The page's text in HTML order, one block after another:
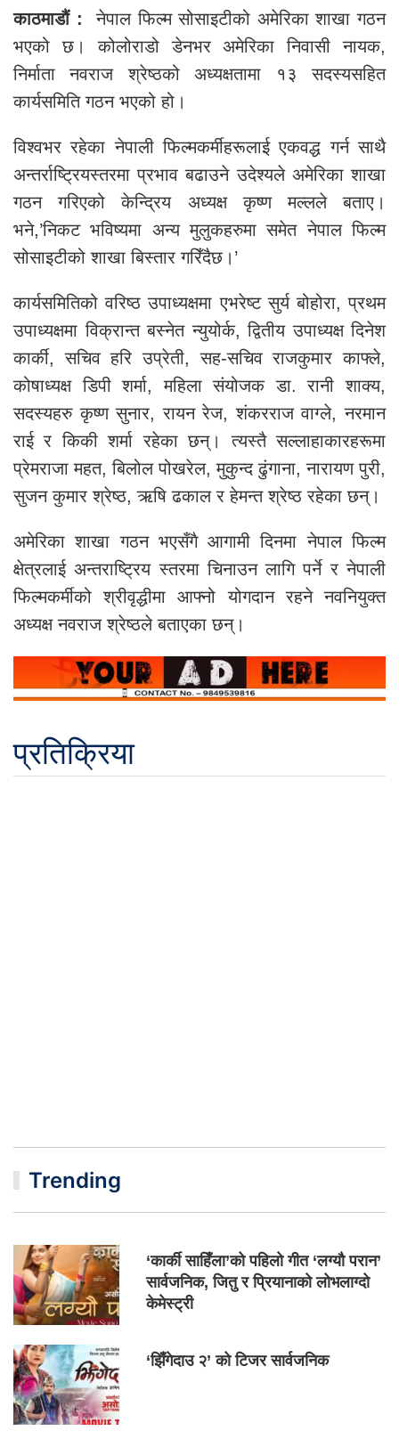
काठमाडौं :
नेपाल फिल्म सोसाइटीको अमेरिका शाखा गठन
भएको छ। कोलोराडो डेनभर अमेरिका निवासी नायक,
निर्माता नवराज श्रेष्ठको अध्यक्षतामा १३ सदस्यसहित
कार्यसमिति गठन भएको हो।
विश्वभर रहेका नेपाली फिल्मकर्मीहरूलाई एकवद्ध गर्न साथै
अन्तर्राष्ट्रियस्तरमा प्रभाव बढाउने उदेश्यले अमेरिका शाखा
गठन गरिएको केन्द्रिय अध्यक्ष कृष्ण मल्लले बताए।
भने,’निकट भविष्यमा अन्य मुलुकहरुमा समेत नेपाल फिल्म
सोसाइटीको शाखा बिस्तार गरिँदैछ।’
कार्यसमितिको वरिष्ठ उपाध्यक्षमा एभरेष्ट सुर्य बोहोरा, प्रथम
उपाध्यक्षमा विक्रान्त बस्नेत न्युयोर्क, द्वितीय उपाध्यक्ष दिनेश
कार्की, सचिव हरि उप्रेती, सह-सचिव राजकुमार काफ्ले,
कोषाध्यक्ष डिपी शर्मा, महिला संयोजक डा. रानी शाक्य,
सदस्यहरु कृष्ण सुनार, रायन रेज, शंकरराज वाग्ले, नरमान
राई र किकी शर्मा रहेका छन्। त्यस्तै सल्लाहाकारहरूमा
प्रेमराजा महत, बिलोल पोखरेल, मुकुन्द ढुंगाना, नारायण पुरी,
सुजन कुमार श्रेष्ठ, ऋषि ढकाल र हेमन्त श्रेष्ठ रहेका छन्।
अमेरिका शाखा गठन भएसँगै आगामी दिनमा नेपाल फिल्म
क्षेत्रलाई अन्तराष्ट्रिय स्तरमा चिनाउन लागि पर्ने र नेपाली
फिल्मकर्मीको श्रीवृद्धीमा आफ्नो योगदान रहने नवनियुक्त
अध्यक्ष नवराज श्रेष्ठले बताएका छन्।
प्रतिक्रिया
Trending
‘कार्की साहिँला’को पहिलो गीत ‘लग्यौ परान’
सार्वजनिक, जितु र प्रियानाको लोभलाग्दो
केमेस्ट्री
‘झिँगेदाउ २’ को टिजर सार्वजनिक